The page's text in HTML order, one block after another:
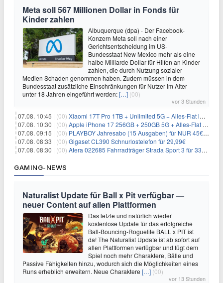
Meta soll 567 Millionen Dollar in Fonds für
Kinder zahlen
Albuquerque (dpa) - Der Facebook-
Konzern Meta soll nach einer
Gerichtsentscheidung im US-
Bundesstaat New Mexico mehr als eine
halbe Milliarde Dollar für Hilfen an Kinder
zahlen, die durch Nutzung sozialer
Medien Schaden genommen haben. Zudem müssen in dem
Bundesstaat zusätzliche Einschränkungen für Nutzer im Alter
unter 18 Jahren eingeführt werden:[…] (00)
vor 3 Stunden
07.08. 10:45 | (00) Xiaomi 17T Pro 1TB + Unlimited 5G + Alles-Flat im o2 Netz für 29,99€/Monat – eff. 1,15€/Monat
07.08. 10:30 | (00) Apple iPhone 17 256GB + 250GB 5G + Alles-Flat im Telekom-Netz für 34€/Monat – eff. 6,29€/Monat
07.08. 09:15 | (00) PLAYBOY Jahresabo (15 Ausgaben) für NUR 45€ (statt 198€)
07.08. 08:33 | (00) Gigaset CL390 Schnurlostelefon für 29,99€
07.08. 08:30 | (00) Atera 022685 Fahrradträger Strada Sport 3 für 337,48€
GAMING-NEWS
Naturalist Update für Ball x Pit verfügbar —
neuer Content auf allen Plattformen
Das letzte und natürlich wieder
kostenlose Update für das erfolgreiche
Ball-Bouncing-Roguelite BALL x PIT ist
da! The Naturalist Update ist ab sofort auf
allen Plattformen verfügbar und fügt dem
Spiel noch mehr Charaktere, Bälle und
Passive Fähigkeiten hinzu, wodurch sich die Möglichkeiten eines
Runs erheblich erweitern. Neue Charaktere […] (00)
vor 13 Stunden